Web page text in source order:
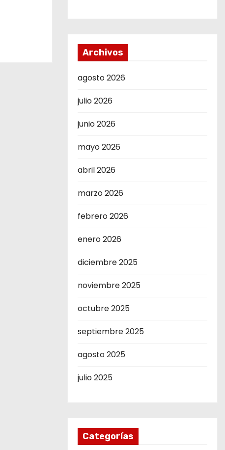
Archivos
agosto 2026
julio 2026
junio 2026
mayo 2026
abril 2026
marzo 2026
febrero 2026
enero 2026
diciembre 2025
noviembre 2025
octubre 2025
septiembre 2025
agosto 2025
julio 2025
Categorías